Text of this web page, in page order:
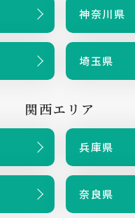
神奈川県
埼玉県
関西エリア
兵庫県
奈良県